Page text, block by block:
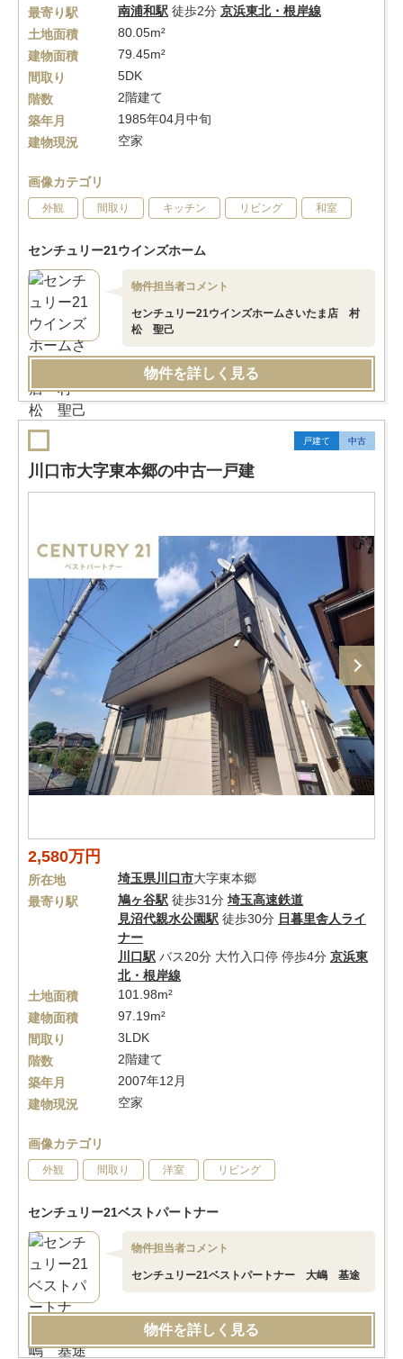
最寄り駅
南浦和駅 徒歩2分 京浜東北・根岸線
土地面積
80.05m²
建物面積
79.45m²
間取り
5DK
階数
2階建て
築年月
1985年04月中旬
建物現況
空家
画像カテゴリ
外観 間取り キッチン リビング 和室
センチュリー21ウインズホーム
物件担当者コメント
センチュリー21ウインズホームさいたま店 村
松 聖己
物件を詳しく見る
戸建て 中古
川口市大字東本郷の中古一戸建
2,580万円
所在地 埼玉県川口市大字東本郷
最寄り駅
鳩ヶ谷駅 徒歩31分 埼玉高速鉄道
見沼代親水公園駅 徒歩30分 日暮里舎人ライ
ナー
川口駅 バス20分 大竹入口停 停歩4分 京浜東
北・根岸線
土地面積
101.98m²
建物面積
97.19m²
間取り
3LDK
階数
2階建て
築年月
2007年12月
建物現況
空家
画像カテゴリ
外観 間取り 洋室 リビング
センチュリー21ベストパートナー
物件担当者コメント
センチュリー21ベストパートナー 大嶋 基途
物件を詳しく見る